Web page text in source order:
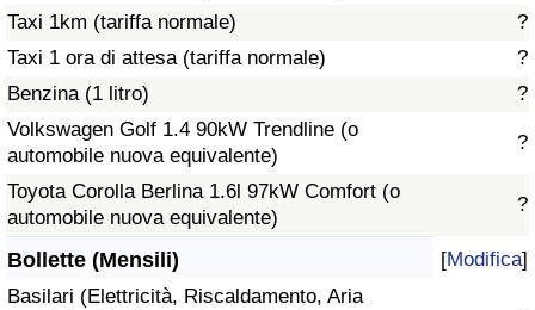
Taxi 1km (tariffa normale)
?
Taxi 1 ora di attesa (tariffa normale)
?
Benzina (1 litro)
?
Volkswagen Golf 1.4 90kW Trendline (o
automobile nuova equivalente)
?
Toyota Corolla Berlina 1.6l 97kW Comfort (o
automobile nuova equivalente)
?
Bollette (Mensili) [Modifica]
Basilari (Elettricità, Riscaldamento, Aria